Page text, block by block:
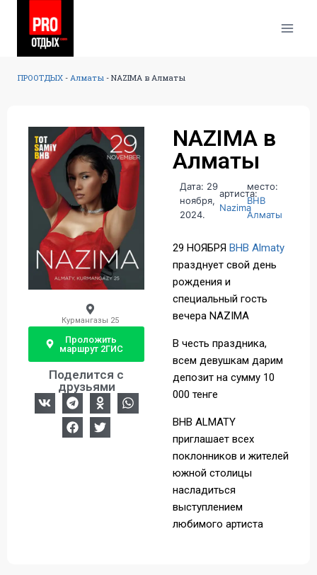
ПРООТДЫХ - Алматы - NAZIMA в Алматы
Курмангазы 25
Проложить
маршрут 2ГИС
Поделится с
друзьями
NAZIMA в
Алматы
Дата: 29
ноября,
2024.
артиста:
Nazima
место:
BHB
Алматы
29 НОЯБРЯ BHB Almaty
празднует свой день
рождения и
специальный гость
вечера NAZIMA
В честь праздника,
всем девушкам дарим
депозит на сумму 10
000 тенге
BHB ALMATY
приглашает всех
поклонников и жителей
южной столицы
насладиться
выступлением
любимого артиста